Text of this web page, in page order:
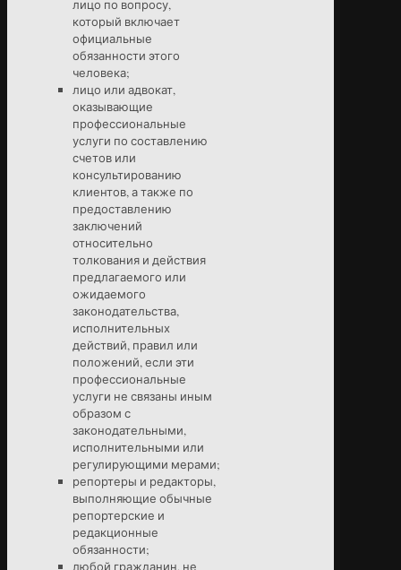
лицо по вопросу,
который включает
официальные
обязанности этого
человека;
лицо или адвокат,
оказывающие
профессиональные
услуги по составлению
счетов или
консультированию
клиентов, а также по
предоставлению
заключений
относительно
толкования и действия
предлагаемого или
ожидаемого
законодательства,
исполнительных
действий, правил или
положений, если эти
профессиональные
услуги не связаны иным
образом с
законодательными,
исполнительными или
регулирующими мерами;
репортеры и редакторы,
выполняющие обычные
репортерские и
редакционные
обязанности;